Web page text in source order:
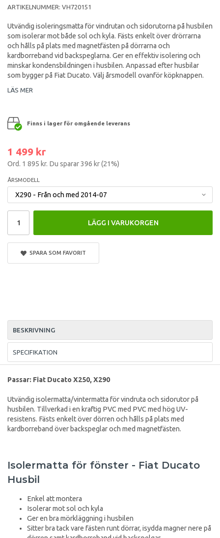
ARTIKELNUMMER: VH720151
Utvändig isoleringsmatta för vindrutan och sidorutorna på husbilen
som isolerar mot både sol och kyla. Fästs enkelt över drörrarna
och hålls på plats med magnetfästen på dörrarna och
kardborreband vid backspeglarna. Ger en effektiv isolering och
minskar kondensbildningen i husbilen. Anpassad efter husbilar
som bygger på Fiat Ducato. Välj årsmodell ovanför köpknappen.
LÄS MER
Finns i lager för omgående leverans
1 499 kr
Ord. 1 895 kr. Du sparar396 kr(21%)
ÅRSMODELL
LÄGG I VARUKORGEN
SPARA SOM FAVORIT
BESKRIVNING
SPECIFIKATION
Passar: Fiat Ducato X250, X290
Utvändig isolermatta/vintermatta för vindruta och sidorutor på
husbilen. Tillverkad i en kraftig PVC med PVC med hög UV-
resistens. Fästs enkelt över dörren och hålls på plats med
kardborreband över backspeglar och med magnetfästen.
Isolermatta för fönster - Fiat Ducato
Husbil
Enkel att montera
Isolerar mot sol och kyla
Ger en bra mörkläggning i husbilen
Sitter bra tack vare fästen runt dörrar, isydda magner nere på